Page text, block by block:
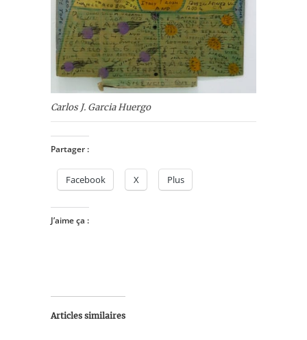
Carlos J. Garcia Huergo
Partager :
Facebook X Plus
J’aime ça :
Articles similaires